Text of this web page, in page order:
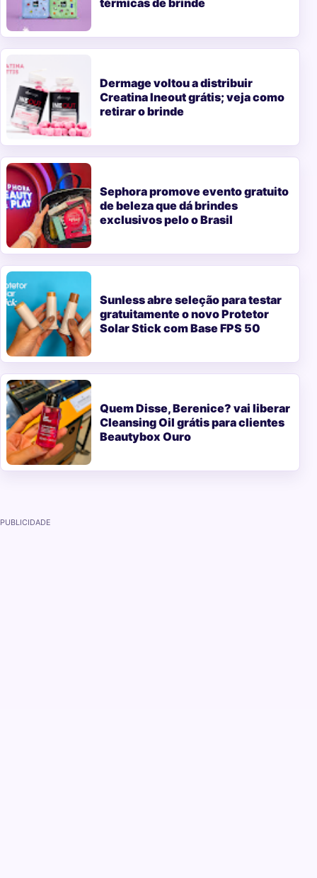
térmicas de brinde
Dermage voltou a distribuir
Creatina Ineout grátis; veja como
retirar o brinde
Sephora promove evento gratuito
de beleza que dá brindes
exclusivos pelo o Brasil
Sunless abre seleção para testar
gratuitamente o novo Protetor
Solar Stick com Base FPS 50
Quem Disse, Berenice? vai liberar
Cleansing Oil grátis para clientes
Beautybox Ouro
PUBLICIDADE